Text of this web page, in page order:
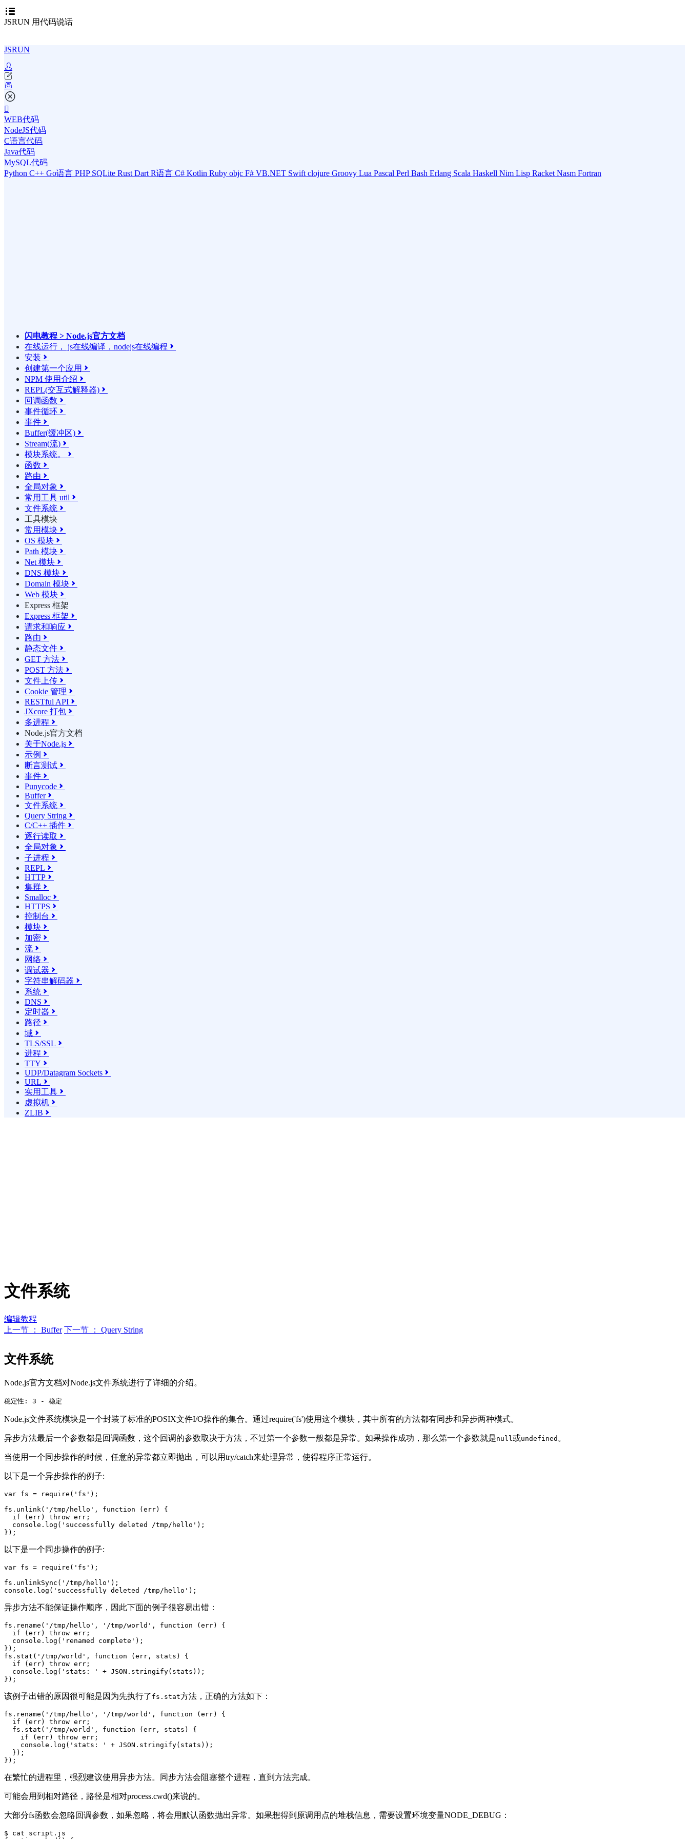
JSRUN 用代码说话
JSRUN
WEB代码
NodeJS代码
C语言代码
Java代码
MySQL代码
Python C++ Go语言 PHP SQLite Rust Dart R语言 C# Kotlin Ruby objc F# VB.NET Swift clojure Groovy Lua Pascal Perl Bash Erlang Scala Haskell Nim Lisp Racket Nasm Fortran
闪电教程 > Node.js官方文档
在线运行， js在线编译，nodejs在线编程 
安装 
创建第一个应用 
NPM 使用介绍 
REPL(交互式解释器) 
回调函数 
事件循环 
事件 
Buffer(缓冲区) 
Stream(流) 
模块系统。 
函数 
路由 
全局对象 
常用工具 util 
文件系统 
工具模块
常用模块 
OS 模块 
Path 模块 
Net 模块 
DNS 模块 
Domain 模块 
Web 模块 
Express 框架
Express 框架 
请求和响应 
路由 
静态文件 
GET 方法 
POST 方法 
文件上传 
Cookie 管理 
RESTful API 
JXcore 打包 
多进程 
Node.js官方文档
关于Node.js 
示例 
断言测试 
事件 
Punycode 
Buffer
文件系统 
Query String 
C/C++ 插件 
逐行读取 
全局对象 
子进程 
REPL 
HTTP 
集群 
Smalloc 
HTTPS 
控制台 
模块 
加密 
流 
网络 
调试器 
字符串解码器 
系统 
DNS 
定时器 
路径 
域 
TLS/SSL 
进程 
TTY 
UDP/Datagram Sockets 
URL 
实用工具 
虚拟机 
ZLIB 
文件系统
编辑教程
上一节 ： Buffer 下一节 ： Query String
文件系统
Node.js官方文档对Node.js文件系统进行了详细的介绍。
Node.js文件系统模块是一个封装了标准的POSIX文件I/O操作的集合。通过require('fs')使用这个模块，其中所有的方法都有同步和异步两种模式。
异步方法最后一个参数都是回调函数，这个回调的参数取决于方法，不过第一个参数一般都是异常。如果操作成功，那么第一个参数就是null 或undefined 。
当使用一个同步操作的时候，任意的异常都立即抛出，可以用try/catch来处理异常，使得程序正常运行。
以下是一个异步操作的例子:
var fs = require('fs');
fs.unlink('/tmp/hello', function (err) {
  if (err) throw err;
  console.log('successfully deleted /tmp/hello');
以下是一个同步操作的例子:
var fs = require('fs');
fs.unlinkSync('/tmp/hello');
异步方法不能保证操作顺序，因此下面的例子很容易出错：
fs.rename('/tmp/hello', '/tmp/world', function (err) {
  if (err) throw err;
  console.log('renamed complete');
});
fs.stat('/tmp/world', function (err, stats) {
  if (err) throw err;
  console.log('stats: ' + JSON.stringify(stats));
该例子出错的原因很可能是因为先执行了 fs.stat方法，正确的方法如下：
fs.rename('/tmp/hello', '/tmp/world', function (err) {
  if (err) throw err;
  fs.stat('/tmp/world', function (err, stats) {
    if (err) throw err;
    console.log('stats: ' + JSON.stringify(stats));
  });
在繁忙的进程里，强烈建议使用异步方法。同步方法会阻塞整个进程，直到方法完成。
可能会用到相对路径，路径是相对process.cwd()来说的。
大部分fs函数会忽略回调参数，如果忽略，将会用默认函数抛出异常。如果想得到原调用点的堆栈信息，需要设置环境变量NODE_DEBUG：
$ cat script.js